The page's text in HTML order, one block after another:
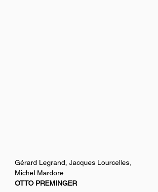
Gérard Legrand, Jacques Lourcelles,
Michel Mardore
OTTO PREMINGER